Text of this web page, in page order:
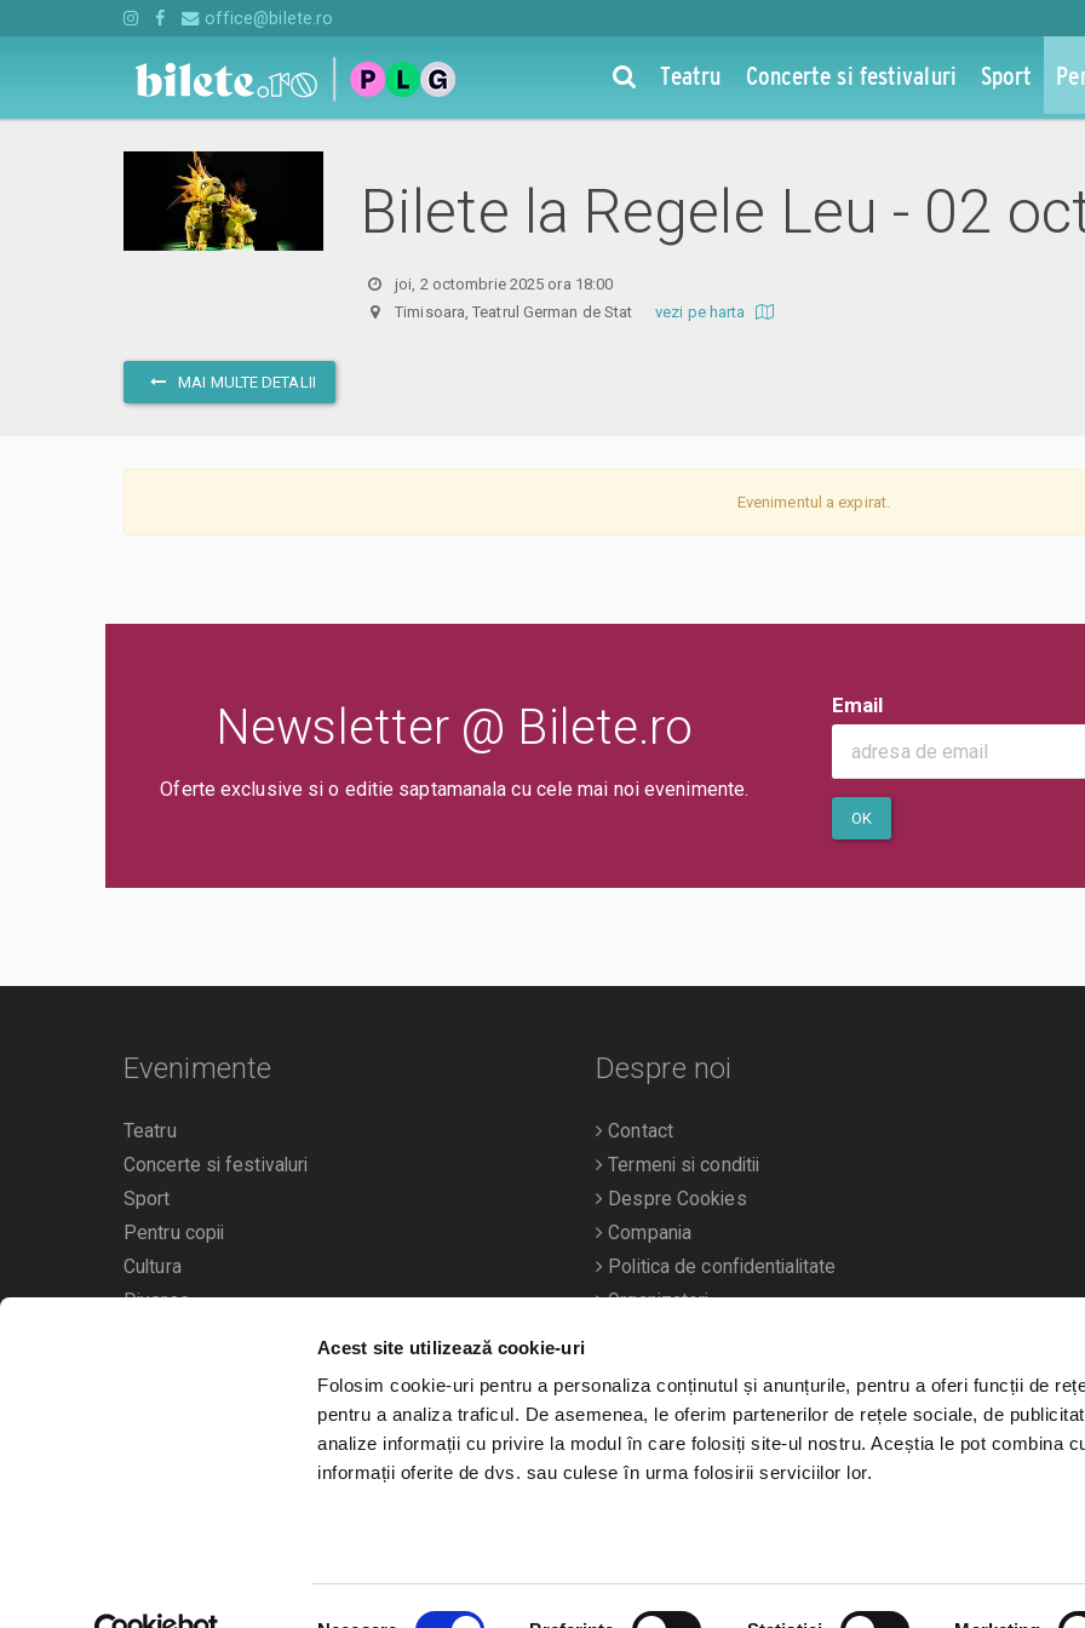
Acest site utilizează cookie-uri
Folosim cookie-uri pentru a personaliza conținutul și anunțurile, pentru a oferi funcții de
pentru a analiza traficul. De asemenea, le oferim partenerilor de rețele sociale, de
analize informații cu privire la modul în care folosiți site-ul nostru. Aceștia le pot combina
informații oferite de dvs. sau culese în urma folosirii serviciilor lor.
office@bilete.ro
Teatru Concerte si festivaluri Sport
MAI MULTE DETALII
Bilete la Regele Leu - 02
joi, 2 octombrie 2025 ora 18:00
Timisoara, Teatrul German de Statvezi pe harta
Evenimentul a expirat.
Newsletter @ Bilete.ro
Oferte exclusive si o editie saptamanala cu cele mai noi evenimente.
Email
OK
Evenimente
Teatru
Concerte si festivaluri
Sport
Pentru copii
Cultura
Diverse
Calendarul evenimentelor
Despre noi
Contact
Termeni si conditii
Despre Cookies
Compania
Politica de confidentialitate
Organizatori
Bilete.ro
A.N.P.C.
O.D.R.